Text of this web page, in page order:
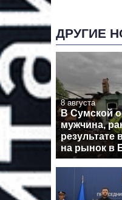
ДРУГИЕ
8 августа
В Сумской
мужчина,
результате
на рынок в